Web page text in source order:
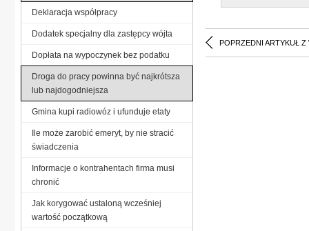
POPRZEDNI ARTYKUŁ Z
Deklaracja współpracy
Dodatek specjalny dla zastępcy wójta
Dopłata na wypoczynek bez podatku
Droga do pracy powinna być najkrótsza
lub najdogodniejsza
Gmina kupi radiowóz i ufunduje etaty
Ile może zarobić emeryt, by nie stracić
świadczenia
Informacje o kontrahentach firma musi
chronić
Jak korygować ustaloną wcześniej
wartość początkową